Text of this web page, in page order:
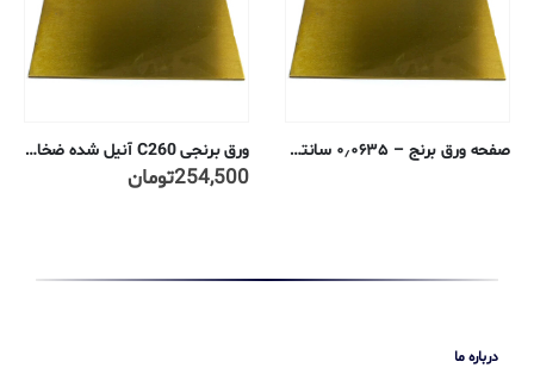
صفحه ورق برنج – ۰٫۰۶۳۵ سانتی متر – ۲۶۰-H02 ورق برنجی C260 آنیل شده ضخامت ۰٫۷ میلیمتر
درباره ما